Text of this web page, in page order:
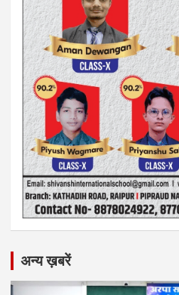
अन्य ख़बरें